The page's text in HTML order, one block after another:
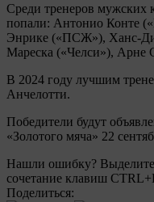
Среди тренеров мужских
попали: Антонио Конте
Энрике («ПСЖ»),
Мареска («Челси»), Арне
В 2024 году лучшим
Анчелотти.
Победители будут
«Золотого мяча» 22
Нашли ошибку?
сочетание клавиш
Поделиться: